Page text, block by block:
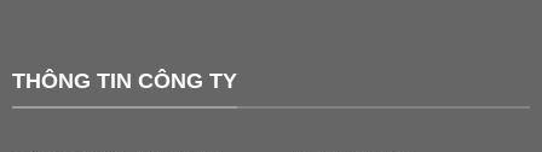
THÔNG TIN CÔNG TY